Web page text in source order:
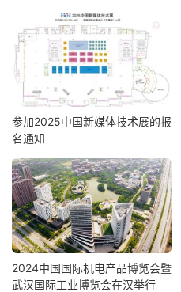
参加2025中国新媒体技术展的报
名通知
2024中国国际机电产品博览会暨
武汉国际工业博览会在汉举行